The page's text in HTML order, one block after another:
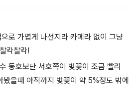
로 가볍게 나선지라 카메라 없이 그냥
칵찰칵!
동호보단 서호쪽이 벚꽃이 조금 빨리
봤을때 아직까지 벚꽃이 약 5%정도 밖에